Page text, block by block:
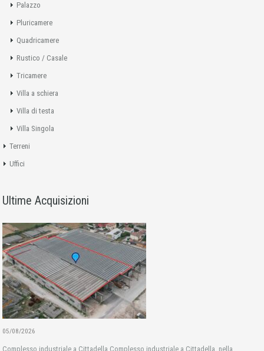
Palazzo
Pluricamere
Quadricamere
Rustico / Casale
Tricamere
Villa a schiera
Villa di testa
Villa Singola
Terreni
Uffici
Ultime Acquisizioni
05/08/2026
Complesso industriale a Cittadella Complesso industriale a Cittadella, nella